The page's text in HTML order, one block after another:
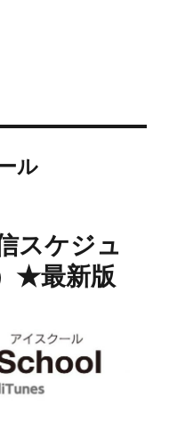
ル
スケジュ
★最新版